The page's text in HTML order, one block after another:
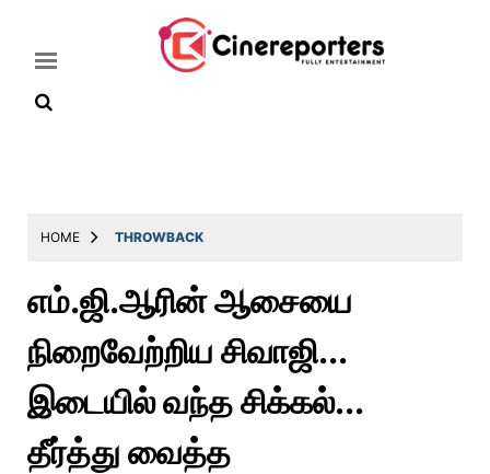
Latest
Throwback
Television
Reviews
Photos
Story
HOME THROWBACK
எம்.ஜி.ஆரின் ஆசையை
நிறைவேற்றிய சிவாஜி...
இடையில் வந்த சிக்கல்...
தீர்த்து வைத்த